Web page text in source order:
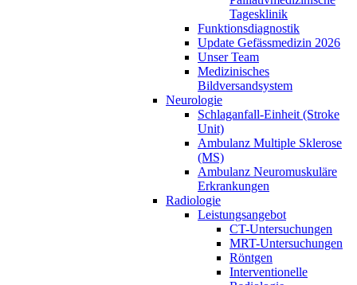
Tagesklinik
Funktionsdiagnostik
Update Gefässmedizin 2026
Unser Team
Medizinisches
Bildversandsystem
Neurologie
Schlaganfall-Einheit (Stroke
Unit)
Ambulanz Multiple Sklerose
(MS)
Ambulanz Neuromuskuläre
Erkrankungen
Radiologie
Leistungsangebot
CT-Untersuchungen
MRT-Untersuchungen
Röntgen
Interventionelle